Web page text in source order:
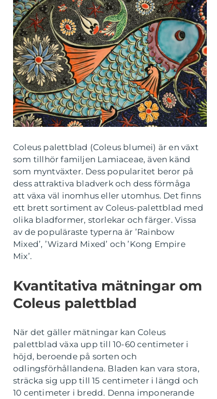
Coleus palettblad (Coleus blumei) är en växt
som tillhör familjen Lamiaceae, även känd
som myntväxter. Dess popularitet beror på
dess attraktiva bladverk och dess förmåga
att växa väl inomhus eller utomhus. Det finns
ett brett sortiment av Coleus-palettblad med
olika bladformer, storlekar och färger. Vissa
av de populäraste typerna är ’Rainbow
Mixed’, ’Wizard Mixed’ och ’Kong Empire
Mix’.
Kvantitativa mätningar om
Coleus palettblad
När det gäller mätningar kan Coleus
palettblad växa upp till 10-60 centimeter i
höjd, beroende på sorten och
odlingsförhållandena. Bladen kan vara stora,
sträcka sig upp till 15 centimeter i längd och
10 centimeter i bredd. Denna imponerande